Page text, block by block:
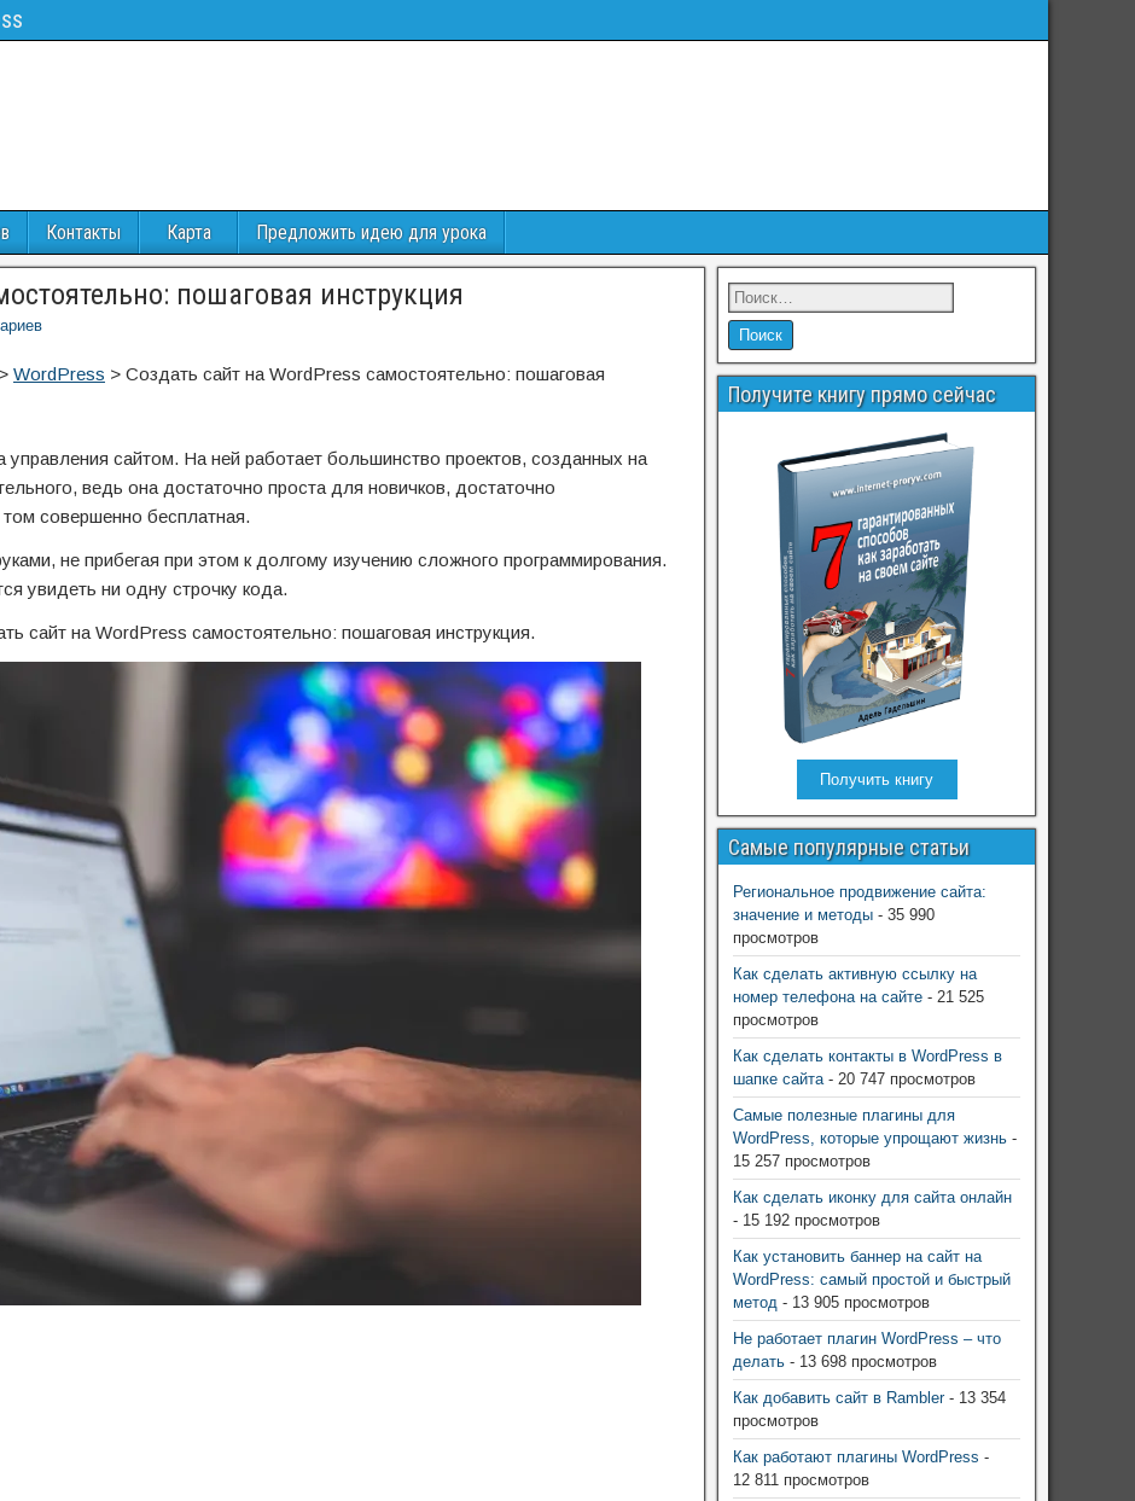
Контакты Карта Предложить идею для урока
пошаговая инструкция
> WordPress > Создать сайт на WordPress самостоятельно: пошаговая
сайтом. На ней работает большинство проектов, созданных на
ведь она достаточно проста для новичков, достаточно
совершенно бесплатная.
не прибегая при этом к долгому изучению сложного программирования.
увидеть ни одну строчку кода.
сайт на WordPress самостоятельно: пошаговая инструкция.
Получите книгу прямо сейчас
Получить книгу
Самые популярные статьи
Региональное продвижение сайта:
значение и методы - 35 990
просмотров
Как сделать активную ссылку на
номер телефона на сайте - 21 525
просмотров
Как сделать контакты в WordPress в
шапке сайта- 20 747 просмотров
Самые полезные плагины для
WordPress, которые упрощают жизнь -
15 257 просмотров
Как сделать иконку для сайта онлайн
- 15 192 просмотров
Как установить баннер на сайт на
WordPress: самый простой и быстрый
метод - 13 905 просмотров
Не работает плагин WordPress – что
делать - 13 698 просмотров
Как добавить сайт в Rambler- 13 354
просмотров
Как работают плагины WordPress -
12 811 просмотров